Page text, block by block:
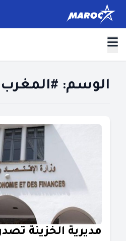
الوسم: #المغرب
مديرية الخزينة